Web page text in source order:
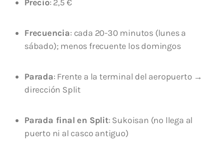
Precio: 2,5 €
Frecuencia: cada 20-30 minutos (lunes a
sábado); menos frecuente los domingos
Parada: Frente a la terminal del aeropuerto →
dirección Split
Parada final en Split: Sukoisan (no llega al
puerto ni al casco antiguo)